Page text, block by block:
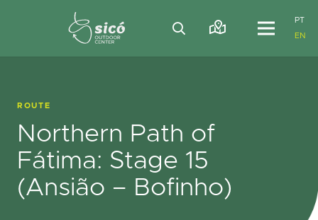
PT
EN
ROUTE
Northern Path of
Fátima: Stage 15
(Ansião – Bofinho)